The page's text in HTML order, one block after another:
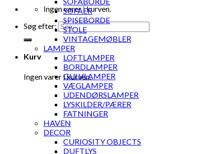
Ingen varer i kurven.
Søg efter:
Kurv
Ingen varer i kurven.
SOFAER
SPISEBORDE
STOLE
VINTAGEMØBLER
LAMPER
LOFTLAMPER
BORDLAMPER
GULVLAMPER
VÆGLAMPER
UDENDØRSLAMPER
LYSKILDER/PÆRER
FATNINGER
HAVEN
DECOR
CURIOSITY OBJECTS
DUFTLYS